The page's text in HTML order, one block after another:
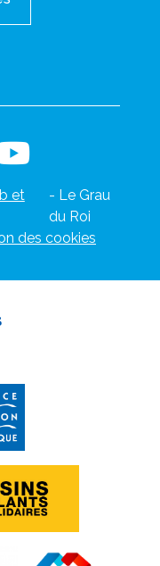
et
- Le Grau
du Roi
des cookies